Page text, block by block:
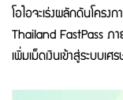
โอไอจะเร่งผลักดันโครง
Thailand FastPass ภ
เพิ่มเม็ดเงินเข้าสู่ระบบเ